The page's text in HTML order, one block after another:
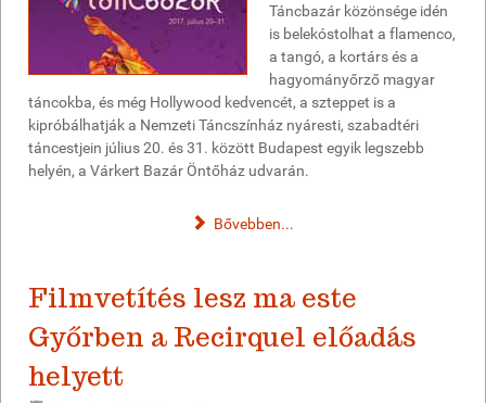
Táncbazár közönsége idén
is belekóstolhat a flamenco,
a tangó, a kortárs és a
hagyományőrző magyar
táncokba, és még Hollywood kedvencét, a szteppet is a
kipróbálhatják a Nemzeti Táncszínház nyáresti, szabadtéri
táncestjein július 20. és 31. között Budapest egyik legszebb
helyén, a Várkert Bazár Öntőház udvarán.
Bővebben...
Filmvetítés lesz ma este
Győrben a Recirquel előadás
helyett